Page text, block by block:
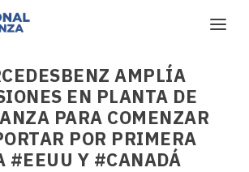
AMPLÍA
EN PLANTA DE
PARA COMENZAR
POR PRIMERA
#EEUU Y #CANADÁ